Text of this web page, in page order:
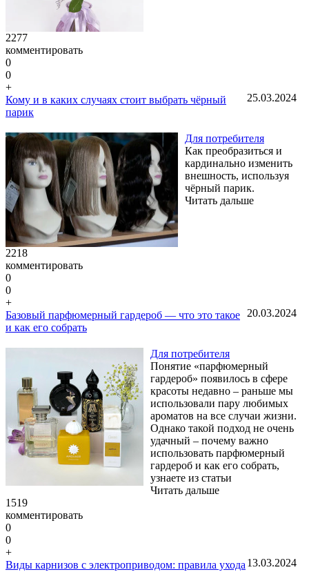
2277
комментировать
0
0
+
25.03.2024
Кому и в каких случаях стоит выбрать чёрный
парик
Для потребителя
Как преобразиться и
кардинально изменить
внешность, используя
чёрный парик.
Читать дальше
2218
комментировать
0
0
+
20.03.2024
Базовый парфюмерный гардероб — что это такое
и как его собрать
Для потребителя
Понятие «парфюмерный
гардероб» появилось в сфере
красоты недавно – раньше мы
использовали пару любимых
ароматов на все случаи жизни.
Однако такой подход не очень
удачный – почему важно
использовать парфюмерный
гардероб и как его собрать,
узнаете из статьи
Читать дальше
1519
комментировать
0
0
+
13.03.2024
Виды карнизов с электроприводом: правила ухода